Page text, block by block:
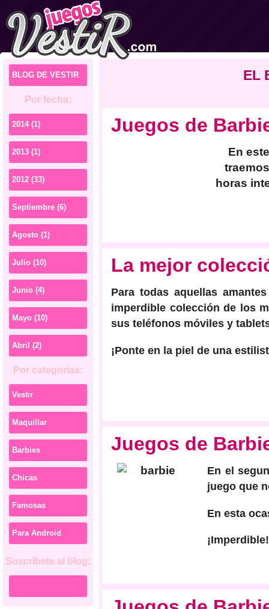
BLOG DE VESTIR
Por fecha:
2014 (1)
2013 (1)
2012 (33)
Septiembre (6)
Agosto (1)
Julio (10)
Junio (4)
Mayo (10)
Abril (2)
Por categorias:
Vestir
Maquillar
Barbies
Chicas
Famosas
Para Android
Suscríbete al blog:
EL
Juegos de
En
horas
La mejor
Para todas aquellas
imperdible colección de los
sus teléfonos móviles y
¡Ponte en la piel de una
Juegos de
En el
juego que
En esta
¡Imperdible!